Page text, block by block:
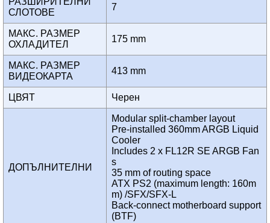
СЛОТОВЕ
7
МАКС. РАЗМЕР
ОХЛАДИТЕЛ
175 mm
МАКС. РАЗМЕР
ВИДЕОКАРТА
413 mm
ЦВЯТ Черен
ДОПЪЛНИТЕЛНИ
Modular split-chamber layout
Pre-installed 360mm ARGB Liquid
Cooler
Includes 2 x FL12R SE ARGB Fan
s
35 mm of routing space
ATX PS2 (maximum length: 160m
m) /SFX/SFX-L
Back-connect motherboard support
(BTF)